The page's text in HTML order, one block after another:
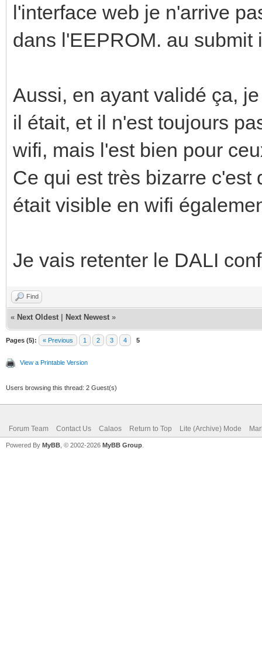
l'interface web je n'arrive
dans l'EEPROM. au submit
Aussi, en ayant validé ça,
il était, et il n'est toujours
wifi, mais l'est bien pour
Ce qui est très bizarre
était visible en wifi
Je vais retenter le DALI
Find
« Next Oldest Next Newest »
Pages (5): « Previous 1 2 3 4 5
View a Printable Version
Users browsing this thread: 2 Guest(s)
Forum Team Contact Us Calaos Return to Top Lite (Archive) Mode
Powered By MyBB , © 2002-2026 MyBB Group